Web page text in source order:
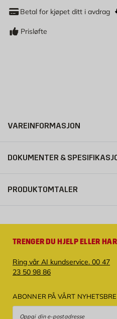
Betal for kjøpet ditt i avdrag
Prisløfte
VAREINFORMASJON
DOKUMENTER &
PRODUKTOMTALER
TRENGER DU HJELP ELLER
Ring vår AI kundservice. 00 47
23 50 98 86
ABONNER PÅ VÅRT